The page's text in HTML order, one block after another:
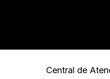
Central de